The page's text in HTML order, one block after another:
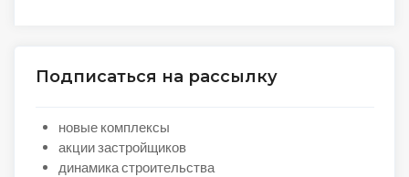
Подписаться на рассылку
новые комплексы
акции застройщиков
динамика строительства